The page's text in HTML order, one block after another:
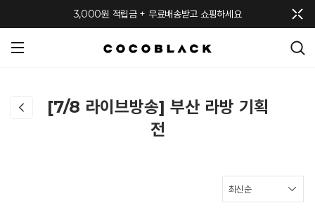
3,000원 적립금 + 무료배송받고 쇼핑하세요
[7/8 라이브방송] 부산 라방 기획
전